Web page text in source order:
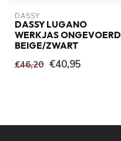
DASSY
DASSY LUGANO
WERKJAS ONGEVOERD
BEIGE/ZWART
€46,20 €40,95